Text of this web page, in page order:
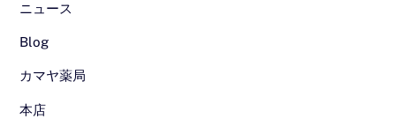
ニュース
Blog
カマヤ薬局
本店